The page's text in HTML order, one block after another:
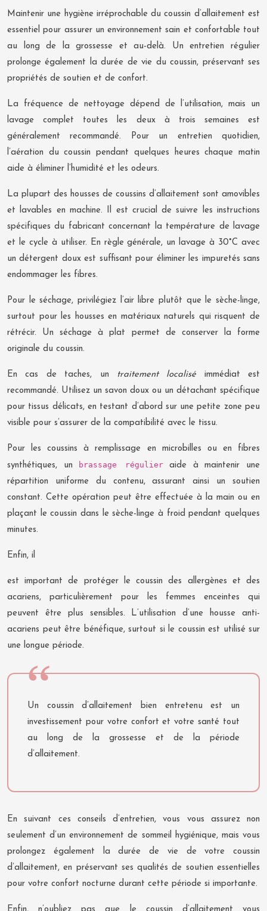
Maintenir une hygiène irréprochable du coussin d’allaitement est
essentiel pour assurer un environnement sain et confortable tout
au long de la grossesse et au-delà. Un entretien régulier
prolonge également la durée de vie du coussin, préservant ses
propriétés de soutien et de confort.
La fréquence de nettoyage dépend de l’utilisation, mais un
lavage complet toutes les deux à trois semaines est
généralement recommandé. Pour un entretien quotidien,
l’aération du coussin pendant quelques heures chaque matin
aide à éliminer l’humidité et les odeurs.
La plupart des housses de coussins d’allaitement sont amovibles
et lavables en machine. Il est crucial de suivre les instructions
spécifiques du fabricant concernant la température de lavage
et le cycle à utiliser. En règle générale, un lavage à 30°C avec
un détergent doux est suffisant pour éliminer les impuretés sans
endommager les fibres.
Pour le séchage, privilégiez l’air libre plutôt que le sèche-linge,
surtout pour les housses en matériaux naturels qui risquent de
rétrécir. Un séchage à plat permet de conserver la forme
originale du coussin.
En cas de taches, un traitement localisé immédiat est
recommandé. Utilisez un savon doux ou un détachant spécifique
pour tissus délicats, en testant d’abord sur une petite zone peu
visible pour s’assurer de la compatibilité avec le tissu.
Pour les coussins à remplissage en microbilles ou en fibres
synthétiques, un
brassage régulieraide à maintenir une
répartition uniforme du contenu, assurant ainsi un soutien
constant. Cette opération peut être effectuée à la main ou en
plaçant le coussin dans le sèche-linge à froid pendant quelques
minutes.
Enfin, il
est important de protéger le coussin des allergènes et des
acariens, particulièrement pour les femmes enceintes qui
peuvent être plus sensibles. L’utilisation d’une housse anti-
acariens peut être bénéfique, surtout si le coussin est utilisé sur
une longue période.
Un coussin d’allaitement bien entretenu est un
investissement pour votre confort et votre santé tout
au long de la grossesse et de la période
d’allaitement.
En suivant ces conseils d’entretien, vous vous assurez non
seulement d’un environnement de sommeil hygiénique, mais vous
prolongez également la durée de vie de votre coussin
d’allaitement, en préservant ses qualités de soutien essentielles
pour votre confort nocturne durant cette période si importante.
Enfin, n’oubliez pas que le coussin d’allaitement vous